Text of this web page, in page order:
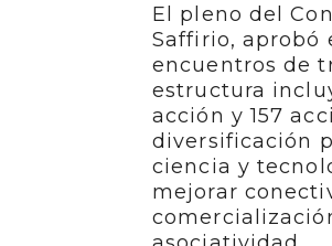
El pleno del
Saffirio, aprobó
encuentros de
estructura
acción y 157
diversificación
ciencia y
mejorar